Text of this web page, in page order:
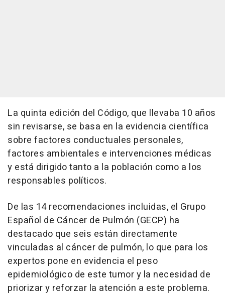
La quinta edición del Código, que llevaba 10 años
sin revisarse, se basa en la evidencia científica
sobre factores conductuales personales,
factores ambientales e intervenciones médicas
y está dirigido tanto a la población como a los
responsables políticos.
De las 14 recomendaciones incluidas, el Grupo
Español de Cáncer de Pulmón (GECP) ha
destacado que seis están directamente
vinculadas al cáncer de pulmón, lo que para los
expertos pone en evidencia el peso
epidemiológico de este tumor y la necesidad de
priorizar y reforzar la atención a este problema.